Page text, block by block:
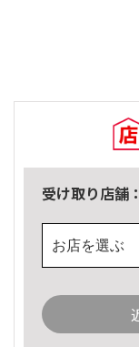
受け取り店舗：
お店を選ぶ